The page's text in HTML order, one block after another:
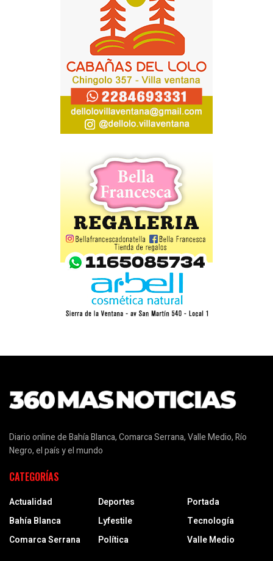
Diario online de Bahía Blanca, Comarca Serrana, Valle Medio, Río
Negro, el país y el mundo
CATEGORÍAS
Actualidad
Bahía Blanca
Comarca Serrana
Deportes
Lyfestile
Política
Portada
Tecnología
Valle Medio